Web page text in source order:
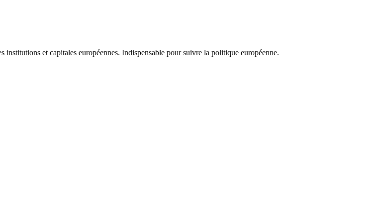
institutions et capitales européennes. Indispensable pour suivre la politique européenne.